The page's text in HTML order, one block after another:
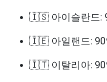
🇮🇸 아이슬란드:
🇮🇪 아일랜드: 90
🇮🇹 이탈리아: 90